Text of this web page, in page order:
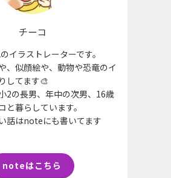
チーコ
イラストレーターです。
、似顔絵や、動物や恐竜のイ
してます🎨
2の長男、年中の次男、16歳
と暮らしています。
話はnoteにも書いてます
noteはこちら